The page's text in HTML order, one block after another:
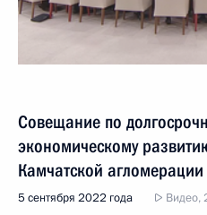
Совещание по
экономическому
Камчатской агломерации
5 сентября 2022 года Видео,